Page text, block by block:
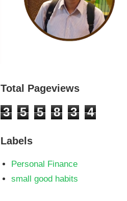
Total Pageviews
3 5 5 8 3 4
Labels
Personal Finance
small good habits